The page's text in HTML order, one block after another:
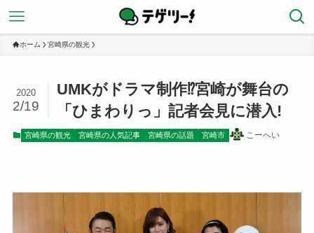
ホーム 宮崎県の観光
UMKがドラマ制作⁉︎宮崎が舞台の
「ひまわりっ」記者会見に潜入!
2020
2/19
宮崎県の観光 宮崎県の人気記事 宮崎県の話題 宮崎市 こーへい